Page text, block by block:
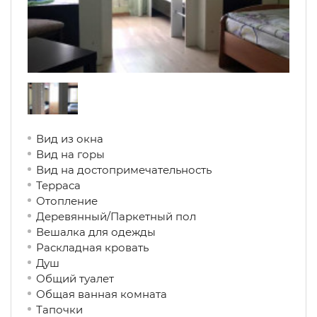
Вид из окна
Вид на горы
Вид на достопримечательность
Терраса
Отопление
Деревянный/Паркетный пол
Вешалка для одежды
Раскладная кровать
Душ
Общий туалет
Общая ванная комната
Тапочки